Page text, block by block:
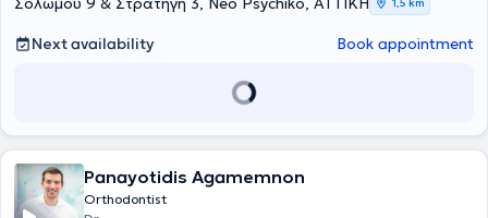
Next availability Book appointment
Panayotidis Agamemnon
Orthodontist